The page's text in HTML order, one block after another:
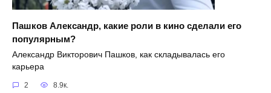
Пашков Александр, какие роли в кино сделали его
популярным?
Александр Викторович Пашков, как складывалась его
карьера
2 8.9к.